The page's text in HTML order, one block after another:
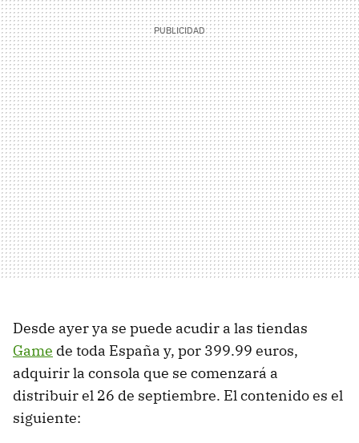
Desde ayer ya se puede acudir a las tiendas
Game de toda España y, por 399.99 euros,
adquirir la consola que se comenzará a
distribuir el 26 de septiembre. El contenido es el
siguiente: